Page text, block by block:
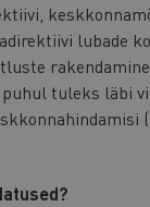
lubade
rakendamine
tuleks läbi